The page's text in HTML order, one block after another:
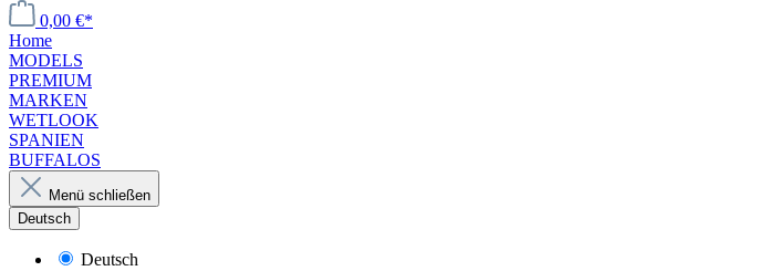
0,00 €*
Home
MODELS
PREMIUM
MARKEN
WETLOOK
SPANIEN
BUFFALOS
Menü schließen
Deutsch
Deutsch